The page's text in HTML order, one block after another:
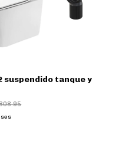
suspendido tanque y